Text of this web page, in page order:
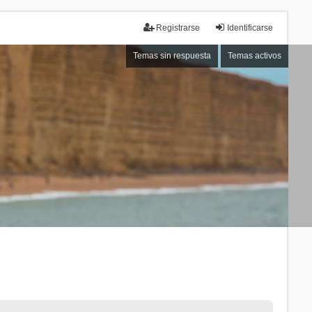
Identificarse
Registrarse
Temas sin respuesta Temas activos